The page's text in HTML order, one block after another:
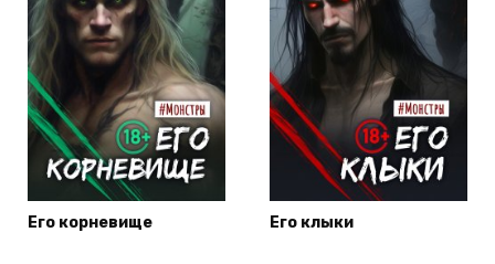
Его корневище Его клыки